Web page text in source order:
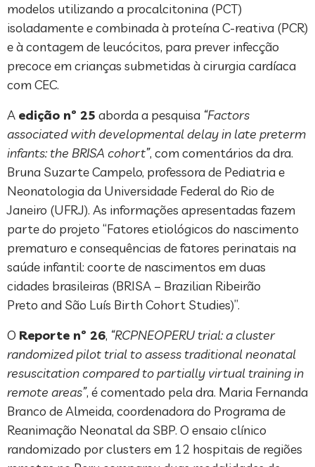
modelos utilizando a procalcitonina (PCT)
isoladamente e combinada à proteína C-reativa (PCR)
e à contagem de leucócitos, para prever infecção
precoce em crianças submetidas à cirurgia cardíaca
com CEC.
A edição nº 25 aborda a pesquisa “Factors
associated with developmental delay in late preterm
infants: the BRISA cohort”, com comentários da dra.
Bruna Suzarte Campelo, professora de Pediatria e
Neonatologia da Universidade Federal do Rio de
Janeiro (UFRJ). As informações apresentadas fazem
parte do projeto “Fatores etiológicos do nascimento
prematuro e consequências de fatores perinatais na
saúde infantil: coorte de nascimentos em duas
cidades brasileiras (BRISA – Brazilian Ribeirão
Preto and São Luís Birth Cohort Studies)”.
O Reporte nº 26, “RCPNEOPERU trial: a cluster
randomized pilot trial to assess traditional neonatal
resuscitation compared to partially virtual training in
remote areas”, é comentado pela dra. Maria Fernanda
Branco de Almeida, coordenadora do Programa de
Reanimação Neonatal da SBP. O ensaio clínico
randomizado por clusters em 12 hospitais de regiões